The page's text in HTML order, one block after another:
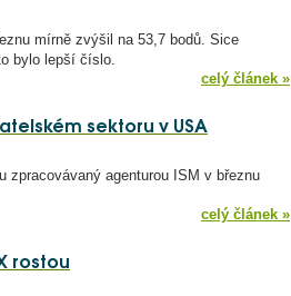
mírně zvýšil na 53,7 bodů. Sice
bylo lepší číslo.
celý článek »
sektoru v USA
zpracovávaný agenturou ISM v březnu
celý článek »
rostou